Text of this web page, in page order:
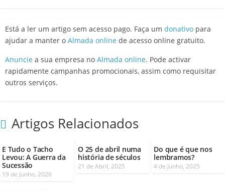
Está a ler um artigo sem acesso pago. Faça um donativo para
ajudar a manter o Almada online de acesso online gratuito.
Anuncie a sua empresa no Almada online. Pode activar
rapidamente campanhas promocionais, assim como requisitar
outros serviços.
Artigos Relacionados
E Tudo o Tacho
Levou: A Guerra da
Sucessão
19 de Junho, 2026
O 25 de abril numa
história de séculos
21 de Abril, 2025
Do que é que nos
lembramos?
4 de Junho, 2025